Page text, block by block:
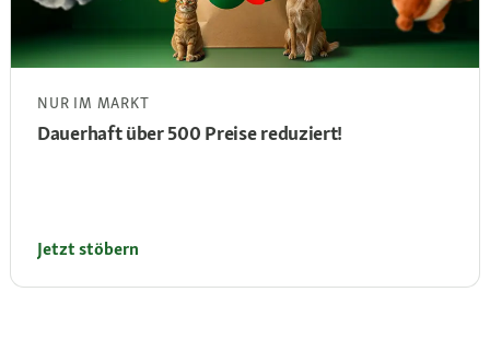
NUR IM MARKT
Dauerhaft über 500 Preise reduziert!
Jetzt stöbern